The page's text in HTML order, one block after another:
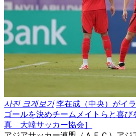
사진 크게보기 李在成（中央）がイ
ゴールを決めチームメイトらと喜び
真 大韓サッカー協会］